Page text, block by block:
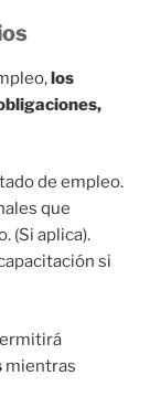
los
de empleo.
que
(Si aplica).
si
mientras